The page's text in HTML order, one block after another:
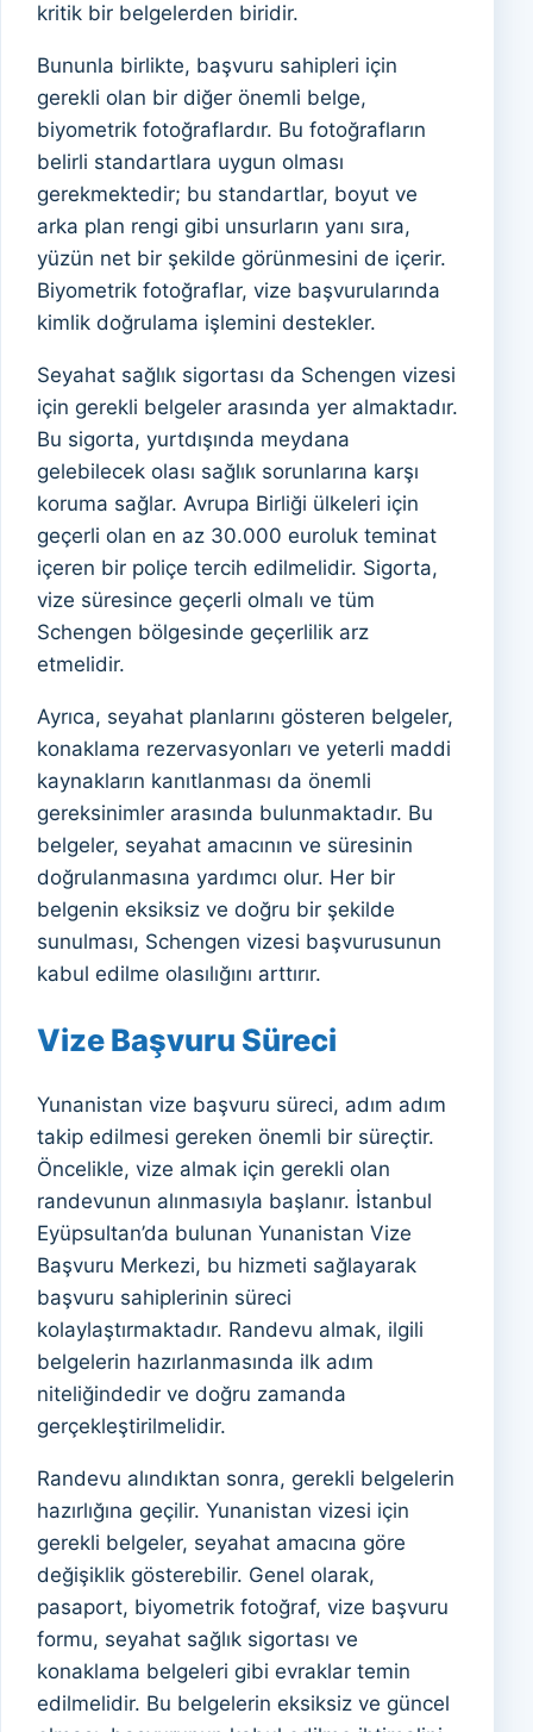
kritik bir belgelerden biridir.
Bununla birlikte, başvuru sahipleri için
gerekli olan bir diğer önemli belge,
biyometrik fotoğraflardır. Bu fotoğrafların
belirli standartlara uygun olması
gerekmektedir; bu standartlar, boyut ve
arka plan rengi gibi unsurların yanı sıra,
yüzün net bir şekilde görünmesini de içerir.
Biyometrik fotoğraflar, vize başvurularında
kimlik doğrulama işlemini destekler.
Seyahat sağlık sigortası da Schengen vizesi
için gerekli belgeler arasında yer almaktadır.
Bu sigorta, yurtdışında meydana
gelebilecek olası sağlık sorunlarına karşı
koruma sağlar. Avrupa Birliği ülkeleri için
geçerli olan en az 30.000 euroluk teminat
içeren bir poliçe tercih edilmelidir. Sigorta,
vize süresince geçerli olmalı ve tüm
Schengen bölgesinde geçerlilik arz
etmelidir.
Ayrıca, seyahat planlarını gösteren belgeler,
konaklama rezervasyonları ve yeterli maddi
kaynakların kanıtlanması da önemli
gereksinimler arasında bulunmaktadır. Bu
belgeler, seyahat amacının ve süresinin
doğrulanmasına yardımcı olur. Her bir
belgenin eksiksiz ve doğru bir şekilde
sunulması, Schengen vizesi başvurusunun
kabul edilme olasılığını arttırır.
Vize Başvuru Süreci
Yunanistan vize başvuru süreci, adım adım
takip edilmesi gereken önemli bir süreçtir.
Öncelikle, vize almak için gerekli olan
randevunun alınmasıyla başlanır. İstanbul
Eyüpsultan’da bulunan Yunanistan Vize
Başvuru Merkezi, bu hizmeti sağlayarak
başvuru sahiplerinin süreci
kolaylaştırmaktadır. Randevu almak, ilgili
belgelerin hazırlanmasında ilk adım
niteliğindedir ve doğru zamanda
gerçekleştirilmelidir.
Randevu alındıktan sonra, gerekli belgelerin
hazırlığına geçilir. Yunanistan vizesi için
gerekli belgeler, seyahat amacına göre
değişiklik gösterebilir. Genel olarak,
pasaport, biyometrik fotoğraf, vize başvuru
formu, seyahat sağlık sigortası ve
konaklama belgeleri gibi evraklar temin
edilmelidir. Bu belgelerin eksiksiz ve güncel